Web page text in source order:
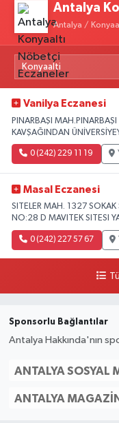
Antalya
Antalya /
Vanilya Eczanesi
PINARBAŞI
KAVŞAĞINDAN
0 (242) 229 11 19
Masal Eczanesi
SITELER MAH. 1327 SOKAK
NO:28 D MAVITEK SITESI
0 (242) 227 57 67
Sponsorlu Bağlantılar
Antalya Hakkında'nın
ANTALYA SOSYAL
ANTALYA MAGAZIN